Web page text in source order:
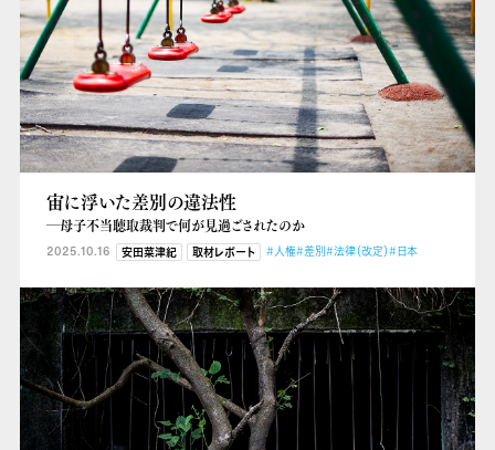
宙に浮いた差別の違法性
―母子不当聴取裁判で何が見過ごされたのか
2025.10.16 安田菜津紀 取材レポート #人権#差別#法律（改定）#日本